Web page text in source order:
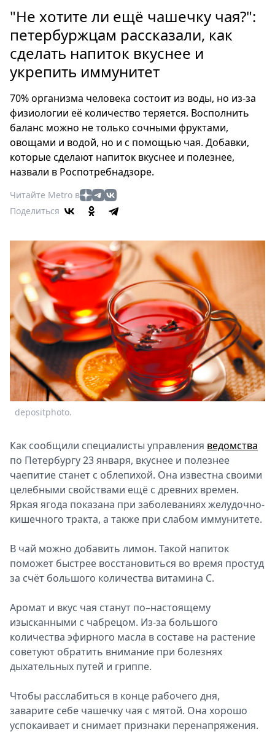
Россия
Мир
Здоровье
Еда
Мода
Театр
Кино
Афиша
Книги
Выставки
Пресс-
О
Metro
Стримы
Спецпроекты
Звезды
Выборы
2026
Скачай
Metro
"Не хотите ли ещё чашечку чая?":
петербуржцам рассказали, как
сделать напиток вкуснее и
укрепить иммунитет
70% организма человека состоит из воды, но из-за
физиологии её количество теряется. Восполнить
баланс можно не только сочными фруктами,
овощами и водой, но и с помощью чая. Добавки,
которые сделают напиток вкуснее и полезнее,
назвали в Роспотребнадзоре.
Читайте Metro в
Поделиться
depositphoto.
Как сообщили специалисты управления ведомства
по Петербургу 23 января, вкуснее и полезнее
чаепитие станет с облепихой. Она известна своими
целебными свойствами ещё с древних времен.
Яркая ягода показана при заболеваниях желудочно-
кишечного тракта, а также при слабом иммунитете.
В чай можно добавить лимон. Такой напиток
поможет быстрее восстановиться во время простуд
за счёт большого количества витамина С.
Аромат и вкус чая станут по–настоящему
изысканными с чабрецом. Из-за большого
количества эфирного масла в составе на растение
советуют обратить внимание при болезнях
дыхательных путей и гриппе.
Чтобы расслабиться в конце рабочего дня,
заварите себе чашечку чая с мятой. Она хорошо
успокаивает и снимает признаки перенапряжения.